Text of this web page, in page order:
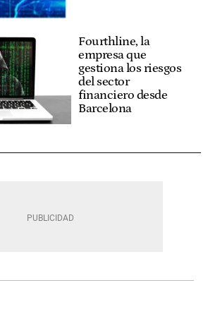
Fourthline, la
empresa que
gestiona los riesgos
del sector
financiero desde
Barcelona